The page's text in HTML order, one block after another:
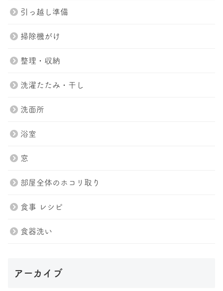
引っ越し準備
掃除機がけ
整理・収納
洗濯たたみ・干し
洗面所
浴室
窓
部屋全体のホコリ取り
食事 レシピ
食器洗い
アーカイブ